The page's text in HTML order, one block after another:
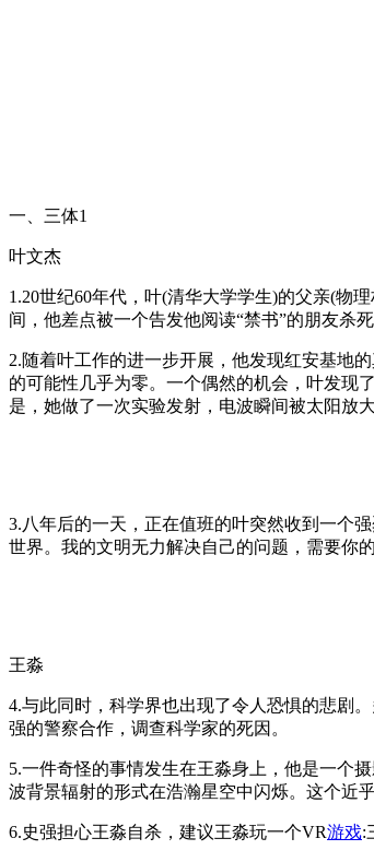
一、三体1
叶文杰
1.20世纪60年代，叶(清华大学学生)的父亲(物
间，他差点被一个告发他阅读“禁书”的朋友杀
2.随着叶工作的进一步开展，他发现红安基地
的可能性几乎为零。一个偶然的机会，叶发现
是，她做了一次实验发射，电波瞬间被太阳放
3.八年后的一天，正在值班的叶突然收到一个
世界。我的文明无力解决自己的问题，需要你
王淼
4.与此同时，科学界也出现了令人恐惧的悲剧
强的警察合作，调查科学家的死因。
5.一件奇怪的事情发生在王淼身上，他是一个
波背景辐射的形式在浩瀚星空中闪烁。这个近
6.史强担心王淼自杀，建议王淼玩一个VR游戏: